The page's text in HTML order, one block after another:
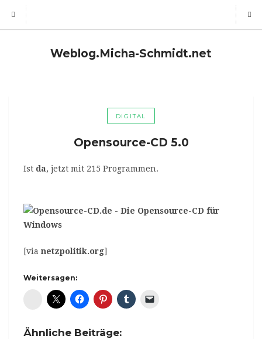
Weblog.Micha-Schmidt.net
DIGITAL
Opensource-CD 5.0
Ist da, jetzt mit 215 Programmen.
[via netzpolitik.org]
Weitersagen:
Diaspora*
Ähnliche Beiträge: